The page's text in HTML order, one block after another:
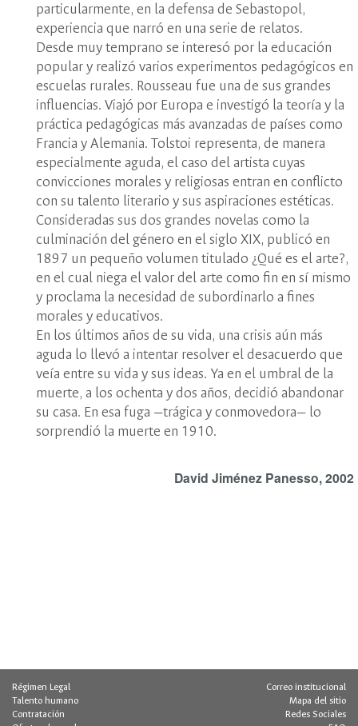
particularmente, en la defensa de Sebastopol,
experiencia que narró en una serie de relatos.
Desde muy temprano se interesó por la educación
popular y realizó varios experimentos pedagógicos en
escuelas rurales. Rousseau fue una de sus grandes
influencias. Viajó por Europa e investigó la teoría y la
práctica pedagógicas más avanzadas de países como
Francia y Alemania. Tolstoi representa, de manera
especialmente aguda, el caso del artista cuyas
convicciones morales y religiosas entran en conflicto
con su talento literario y sus aspiraciones estéticas.
Consideradas sus dos grandes novelas como la
culminación del género en el siglo XIX, publicó en
1897 un pequeño volumen titulado ¿Qué es el arte?,
en el cual niega el valor del arte como fin en sí mismo
y proclama la necesidad de subordinarlo a fines
morales y educativos.
En los últimos años de su vida, una crisis aún más
aguda lo llevó a intentar resolver el desacuerdo que
veía entre su vida y sus ideas. Ya en el umbral de la
muerte, a los ochenta y dos años, decidió abandonar
su casa. En esa fuga —trágica y conmovedora— lo
sorprendió la muerte en 1910.
David Jiménez Panesso, 2002
Régimen Legal
Talento humano
Contratación
Correo institucional
Mapa del sitio
Redes Sociales